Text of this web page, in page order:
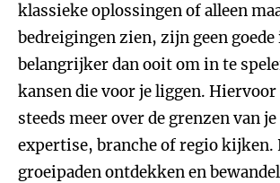
klassieke oplossingen of alleen
bedreigingen zien, zijn geen goede
belangrijker dan ooit om in te
kansen die voor je liggen. Hiervoor
steeds meer over de grenzen van
expertise, branche of regio kijken.
groeipaden ontdekken en